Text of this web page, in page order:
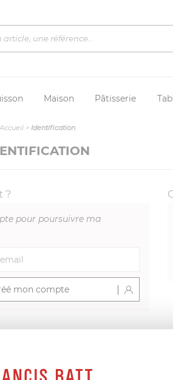
Maison Pâtisserie
Accueil> Identification
?
pour poursuivre ma
mon compte